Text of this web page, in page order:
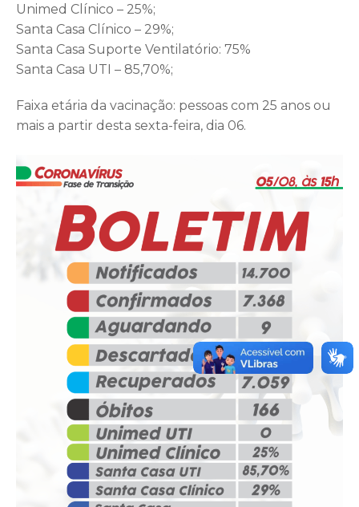
Unimed Clínico – 25%;
Santa Casa Clínico – 29%;
Santa Casa Suporte Ventilatório: 75%
Santa Casa UTI – 85,70%;
Faixa etária da vacinação: pessoas com 25 anos ou
mais a partir desta sexta-feira, dia 06.